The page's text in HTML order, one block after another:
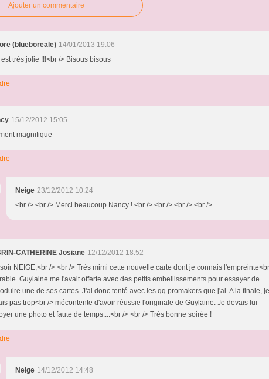
Ajouter un commentaire
(blueboreale) 14/01/2013 19:06
est très jolie !!!<br /> Bisous bisous
15/12/2012 15:05
magnifique
Neige 23/12/2012 10:24
<br /> <br /> Merci beaucoup Nancy ! <br /> <br /> <br /> <br />
CATHERINE Josiane 12/12/2012 18:52
NEIGE,<br /> <br /> Très mimi cette nouvelle carte dont je connais
Guylaine me l'avait offerte avec des petits embellissements pour essayer de
une de ses cartes. J'ai donc tenté avec les qq promakers que j'ai. A la finale, je
pas trop<br /> mécontente d'avoir réussie l'originale de Guylaine. Je devais lui
une photo et faute de temps....<br /> <br /> Très bonne soirée !
Neige 14/12/2012 14:48